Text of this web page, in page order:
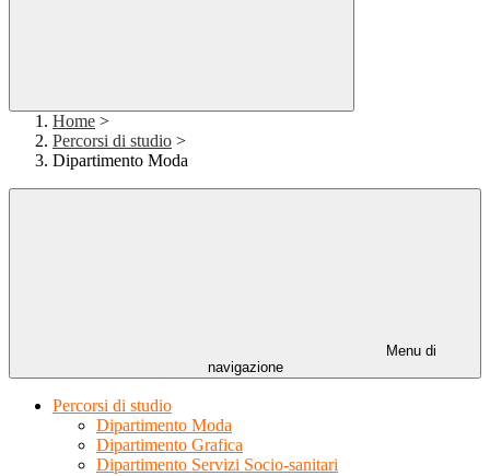
Home >
Percorsi di studio >
Dipartimento Moda
Menu di
navigazione
Percorsi di studio
Dipartimento Moda
Dipartimento Grafica
Dipartimento Servizi Socio-sanitari